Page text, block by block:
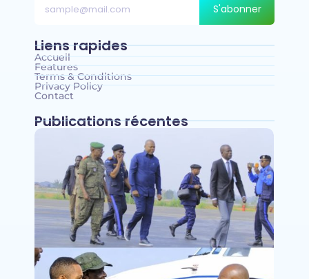
S'abonner
Liens rapides
Accueil
Features
Terms & Conditions
Privacy Policy
Contact
Publications récentes